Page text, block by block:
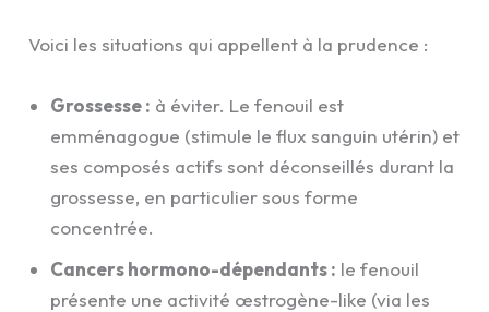
Voici les situations qui appellent à la prudence :
Grossesse : à éviter. Le fenouil est
emménagogue (stimule le flux sanguin utérin) et
ses composés actifs sont déconseillés durant la
grossesse, en particulier sous forme
concentrée.
Cancers hormono-dépendants : le fenouil
présente une activité œstrogène-like (via les